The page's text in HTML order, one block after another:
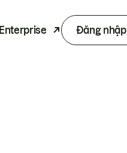
Enterprise Đăng nhập